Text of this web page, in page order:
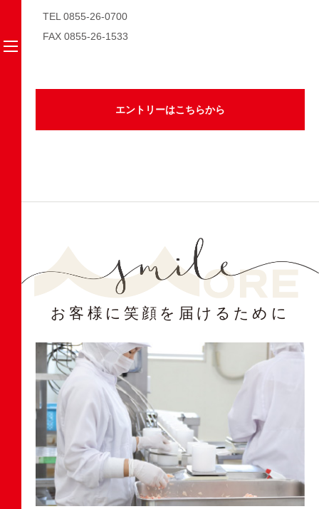
TEL 0855-26-0700
FAX 0855-26-1533
エントリーはこちらから
お客様に笑顔を届けるために